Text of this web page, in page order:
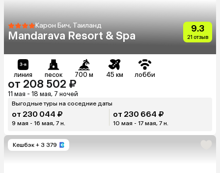
Карон Бич, Таиланд
Mandarava Resort & Spa
9.3
21 отзыв
линия песок 700 м 45 км лобби
от 208 502 ₽
11 мая - 18 мая, 7 ночей
Выгодные туры на соседние даты
от 230 044 ₽
9 мая - 16 мая, 7 н.
от 230 664 ₽
10 мая - 17 мая, 7 н.
Кешбэк + 3 379